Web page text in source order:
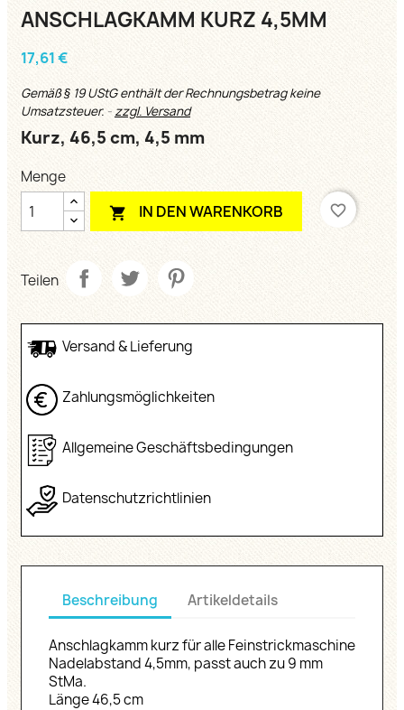
ANSCHLAGKAMM KURZ 4,5MM
17,61 €
Gemäß § 19 UStG enthält der Rechnungsbetrag keine
Umsatzsteuer.
zzgl. Versand
Kurz, 46,5 cm, 4,5 mm
Menge
 IN DEN WARENKORB favorite_border
Teilen
Versand & Lieferung
Zahlungsmöglichkeiten
Allgemeine Geschäftsbedingungen
Datenschutzrichtlinien
Beschreibung Artikeldetails
Anschlagkamm kurz für alle Feinstrickmaschine
Nadelabstand 4,5mm, passt auch zu 9 mm
StMa.
Länge 46,5 cm